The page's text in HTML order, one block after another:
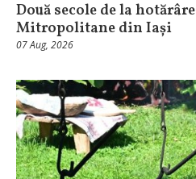
Două secole de la
Mitropolitane din Iași
07 Aug, 2026